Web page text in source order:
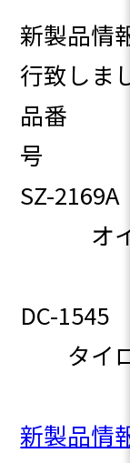
新製品情
行致しま
品番
号
SZ-
オイ
DC-
タイロ
新製品情